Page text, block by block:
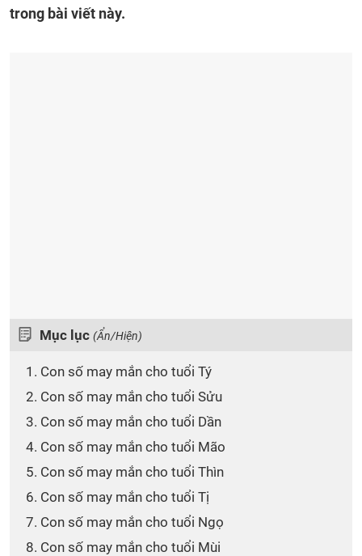
trong bài viết này.
Mục lục (Ẩn/Hiện)
1. Con số may mắn cho tuổi Tý
2. Con số may mắn cho tuổi Sửu
3. Con số may mắn cho tuổi Dần
4. Con số may mắn cho tuổi Mão
5. Con số may mắn cho tuổi Thìn
6. Con số may mắn cho tuổi Tị
7. Con số may mắn cho tuổi Ngọ
8. Con số may mắn cho tuổi Mùi